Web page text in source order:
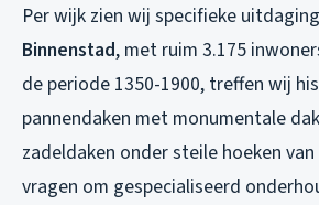
Per wijk zien wij specifieke
Binnenstad, met ruim 3.175
de periode 1350-1900, treffen wij
pannendaken met monumentale
zadeldaken onder steile hoeken
vragen om gespecialiseerd